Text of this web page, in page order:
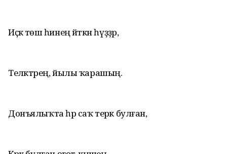
Иҫкә төшә һинең әйткән һүҙҙәр,
Теләктәрең, йылы ҡарашың.
Донъялыҡта һәр саҡ терәк булған,